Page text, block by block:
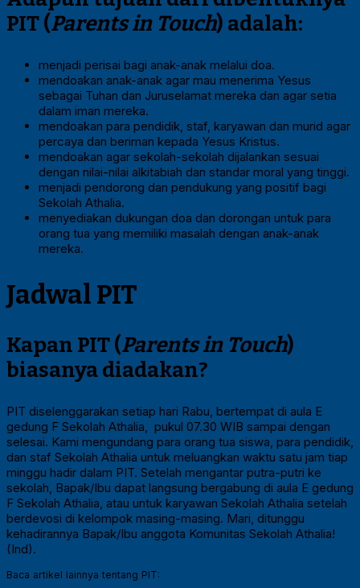
PIT (Parents in Touch) adalah:
menjadi perisai bagi anak-anak melalui doa.
mendoakan anak-anak agar mau menerima Yesus
sebagai Tuhan dan Juruselamat mereka dan agar setia
dalam iman mereka.
mendoakan para pendidik, staf, karyawan dan murid agar
percaya dan beriman kepada Yesus Kristus.
mendoakan agar sekolah-sekolah dijalankan sesuai
dengan nilai-nilai alkitabiah dan standar moral yang tinggi.
menjadi pendorong dan pendukung yang positif bagi
Sekolah Athalia.
menyediakan dukungan doa dan dorongan untuk para
orang tua yang memiliki masalah dengan anak-anak
mereka.
Jadwal PIT
Kapan PIT (Parents in Touch)
biasanya diadakan?
PIT diselenggarakan setiap hari Rabu, bertempat di aula E
gedung F Sekolah Athalia, pukul 07.30 WIB sampai dengan
selesai. Kami mengundang para orang tua siswa, para pendidik,
dan staf Sekolah Athalia untuk meluangkan waktu satu jam tiap
minggu hadir dalam PIT. Setelah mengantar putra-putri ke
sekolah, Bapak/Ibu dapat langsung bergabung di aula E gedung
F Sekolah Athalia, atau untuk karyawan Sekolah Athalia setelah
berdevosi di kelompok masing-masing. Mari, ditunggu
kehadirannya Bapak/Ibu anggota Komunitas Sekolah Athalia!
(Ind).
Baca artikel lainnya tentang PIT: